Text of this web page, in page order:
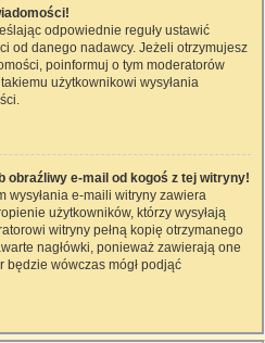
odpowiednie reguły ustawić
od danego nadawcy. Jeżeli otrzymujesz
poinformuj o tym moderatorów
użytkownikowi wysyłania
obraźliwy e-mail od kogoś z tej witryny!
wysyłania e-maili witryny zawiera
użytkowników, którzy wysyłają
witryny pełną kopię otrzymanego
nagłówki, ponieważ zawierają one
będzie wówczas mógł podjąć